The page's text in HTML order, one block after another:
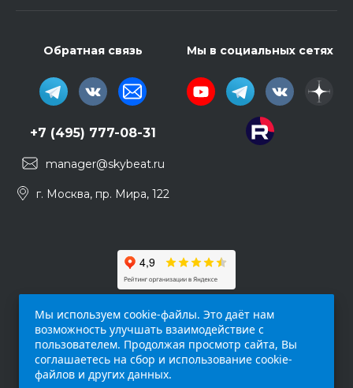
Обратная связь
+7 (495) 777-08-31
manager@skybeat.ru
г. Москва, пр. Мира, 122
Мы в социальных сетях
Мы используем cookie-файлы. Это даёт нам
возможность улучшать взаимодействие с
пользователем. Продолжая просмотр сайта, Вы
соглашаетесь на сбор и использование cookie-
файлов и других данных.